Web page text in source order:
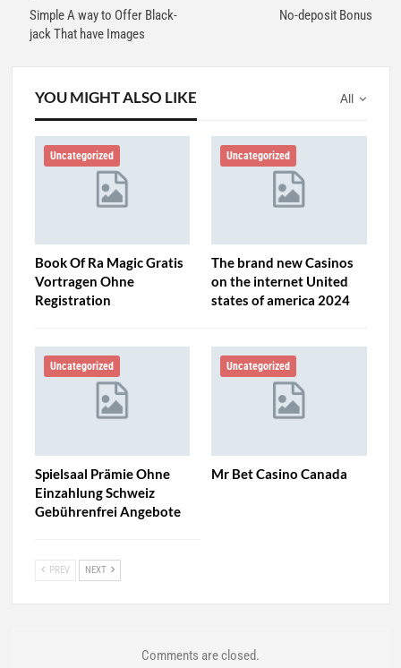
Simple A way to Offer Black-
jack That have Images
No-deposit Bonus
All
YOU MIGHT ALSO LIKE
Uncategorized
Book Of Ra Magic Gratis
Vortragen Ohne
Registration
Uncategorized
The brand new Casinos
on the internet United
states of america 2024
Uncategorized
Spielsaal Prämie Ohne
Einzahlung Schweiz
Gebührenfrei Angebote
Uncategorized
Mr Bet Casino Canada
PREV NEXT
Comments are closed.